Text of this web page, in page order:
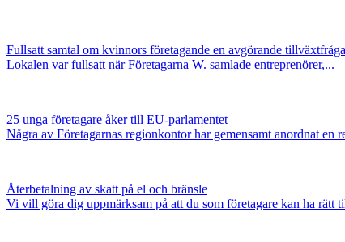
Fullsatt samtal om kvinnors företagande en avgörande
Lokalen var fullsatt när Företagarna W. samlade entreprenörer,...
25 unga företagare åker till EU-parlamentet
Några av Företagarnas regionkontor har gemensamt anordnat en
Återbetalning av skatt på el och bränsle
Vi vill göra dig uppmärksam på att du som företagare kan ha rätt